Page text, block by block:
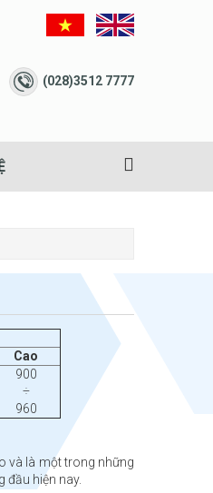
(028)3512 7777
Cao
900
÷
960
và là một trong những
đầu hiện nay.